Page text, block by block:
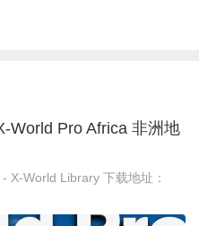
World Pro Africa 非洲地
X-World Library 下载地址：